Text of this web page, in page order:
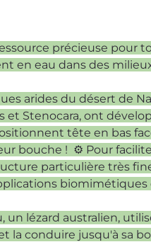
précieuse pour
en eau dans des
arides du désert de
et Stenocara, ont
tête en bas
bouche !  ⚙ Pour
particulière très
un lézard australien,
la conduire jusqu'à sa